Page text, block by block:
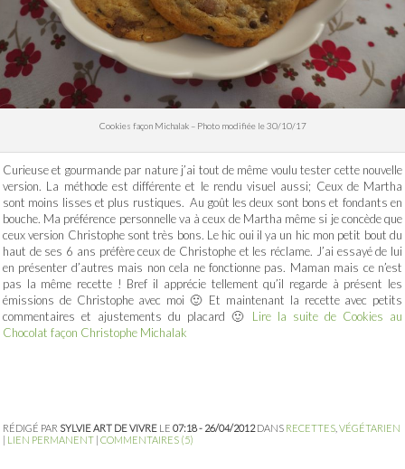
Cookies façon Michalak – Photo modifiée le 30/10/17
Curieuse et gourmande par nature j’ai tout de même voulu tester cette nouvelle
version. La méthode est différente et le rendu visuel aussi; Ceux de Martha
sont moins lisses et plus rustiques. Au goût les deux sont bons et fondants en
bouche. Ma préférence personnelle va à ceux de Martha même si je concède que
ceux version Christophe sont très bons. Le hic oui il ya un hic mon petit bout du
haut de ses 6 ans préfère ceux de Christophe et les réclame. J’ai essayé de lui
en présenter d’autres mais non cela ne fonctionne pas. Maman mais ce n’est
pas la même recette ! Bref il apprécie tellement qu’il regarde à présent les
émissions de Christophe avec moi 🙂 Et maintenant la recette avec petits
commentaires et ajustements du placard 🙂 Lire la suite de Cookies au
Chocolat façon Christophe Michalak
RÉDIGÉ PAR SYLVIE ART DE VIVRE LE 07:18 - 26/04/2012DANS RECETTES VÉGÉTARIEN
| LIEN PERMANENT | COMMENTAIRES (5)